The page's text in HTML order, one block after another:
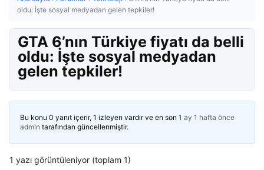
oldu: İşte sosyal medyadan gelen tepkiler!
GTA 6’nın Türkiye fiyatı da belli
oldu: İşte sosyal medyadan
gelen tepkiler!
Bu konu 0 yanıt içerir, 1 izleyen vardır ve en son 1 ay 1 hafta önce
admin tarafından güncellenmiştir.
1 yazı görüntüleniyor (toplam 1)